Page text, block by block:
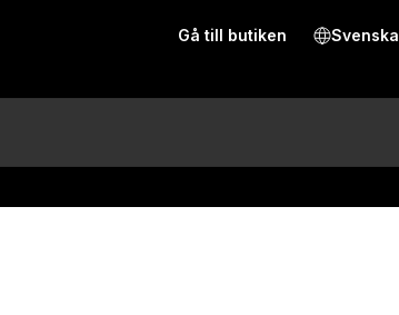
Gå till butiken Svenska